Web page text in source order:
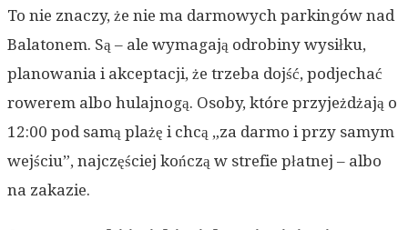
To nie znaczy, że nie ma darmowych parkingów nad
Balatonem. Są – ale wymagają odrobiny wysiłku,
planowania i akceptacji, że trzeba dojść, podjechać
rowerem albo hulajnogą. Osoby, które przyjeżdżają o
12:00 pod samą plażę i chcą „za darmo i przy samym
wejściu”, najczęściej kończą w strefie płatnej – albo
na zakazie.